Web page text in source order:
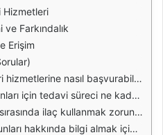
Hizmetleri
ve Farkındalık
Erişim
nasıl başvurabilirim?
için tedavi süreci ne kadar sürer?
ilaç kullanmak zorunlu mu?
bilgi almak için hangi kaynakları kullanabilirim?